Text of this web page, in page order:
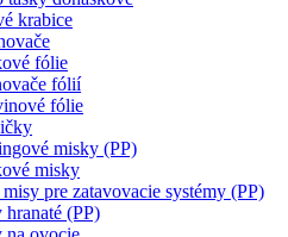
krabice
fólie
fólií
fólie
misky (PP)
misky
pre zatavovacie systémy (PP)
(PP)